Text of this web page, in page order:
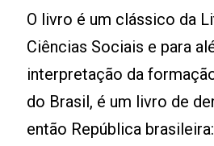
O livro é um clássico da
Ciências Sociais e para
interpretação da
do Brasil, é um livro de
então República